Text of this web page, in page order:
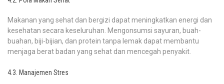
Makanan yang sehat dan bergizi dapat meningkatkan energi dan
kesehatan secara keseluruhan. Mengonsumsi sayuran, buah-
buahan, biji-bijian, dan protein tanpa lemak dapat membantu
menjaga berat badan yang sehat dan mencegah penyakit.
4.3. Manajemen Stres